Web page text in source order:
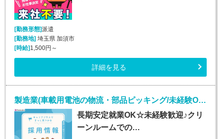
[勤務形態]派遣
[勤務地]埼玉県 加須市
[時給]1,500円～
詳細を見る
製造業(車載用電池の物流・部品ピッキング/未経験OK＆男女活躍中)
長期安定就業OK☆未経験歓迎♪クリ
ーンルームでの…